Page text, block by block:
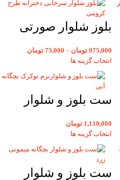
بلوز شلوار صورتی
خرگوش چراغدار
975,000 تومان –
75,000 تومان
انتخاب گزینه ها
ست بلوز و شلوار
توکرک بچگانه آبی
1,110,000 تومان
انتخاب گزینه ها
ست بلوز و شلوار